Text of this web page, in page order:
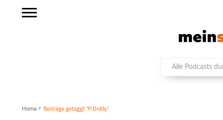
Home > Beiträge getaggt "P.Diddy"